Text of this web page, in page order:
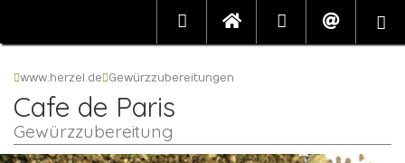
www.herzel.de Gewürzzubereitungen
Cafe de Paris
Gewürzzubereitung